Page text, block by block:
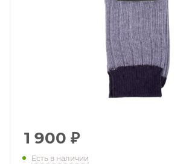
1 900 ₽
Есть в наличии